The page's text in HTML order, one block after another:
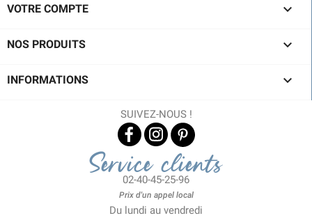
VOTRE COMPTE 
NOS PRODUITS 
INFORMATIONS 
SUIVEZ-NOUS !
Service clients
02-40-45-25-96
Prix d'un appel local
Du lundi au vendredi